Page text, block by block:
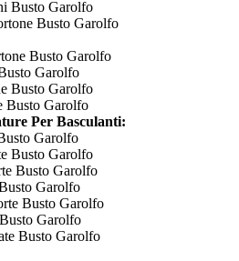
Busto Garolfo
Busto Garolfo
Busto Garolfo
Garolfo
Busto Garolfo
Busto Garolfo
Per Basculanti:
Garolfo
Busto Garolfo
Busto Garolfo
Garolfo
Busto Garolfo
Garolfo
Busto Garolfo